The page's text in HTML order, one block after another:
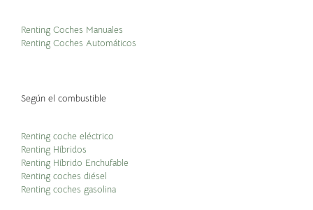
Renting Coches Manuales
Renting Coches Automáticos
Según el combustible
Renting coche eléctrico
Renting Híbridos
Renting Híbrido Enchufable
Renting coches diésel
Renting coches gasolina